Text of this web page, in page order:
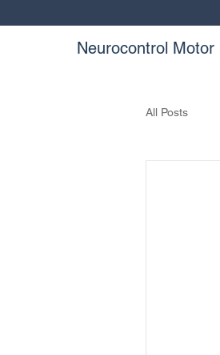
Neurocontrol Motor
All Posts